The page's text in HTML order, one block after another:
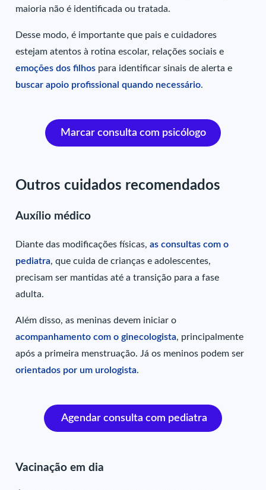
maioria não é identificada ou tratada.
Desse modo, é importante que pais e cuidadores
estejam atentos à rotina escolar, relações sociais e
emoções dos filhos para identificar sinais de alerta e
buscar apoio profissional quando necessário.
Marcar consulta com psicólogo
Outros cuidados recomendados
Auxílio médico
Diante das modificações físicas,as consultas com o
pediatra, que cuida de crianças e adolescentes,
precisam ser mantidas até a transição para a fase
adulta.
Além disso, as meninas devem iniciar o
acompanhamento com o ginecologista, principalmente
após a primeira menstruação. Já os meninos podem ser
orientados por um urologista.
Agendar consulta com pediatra
Vacinação em dia